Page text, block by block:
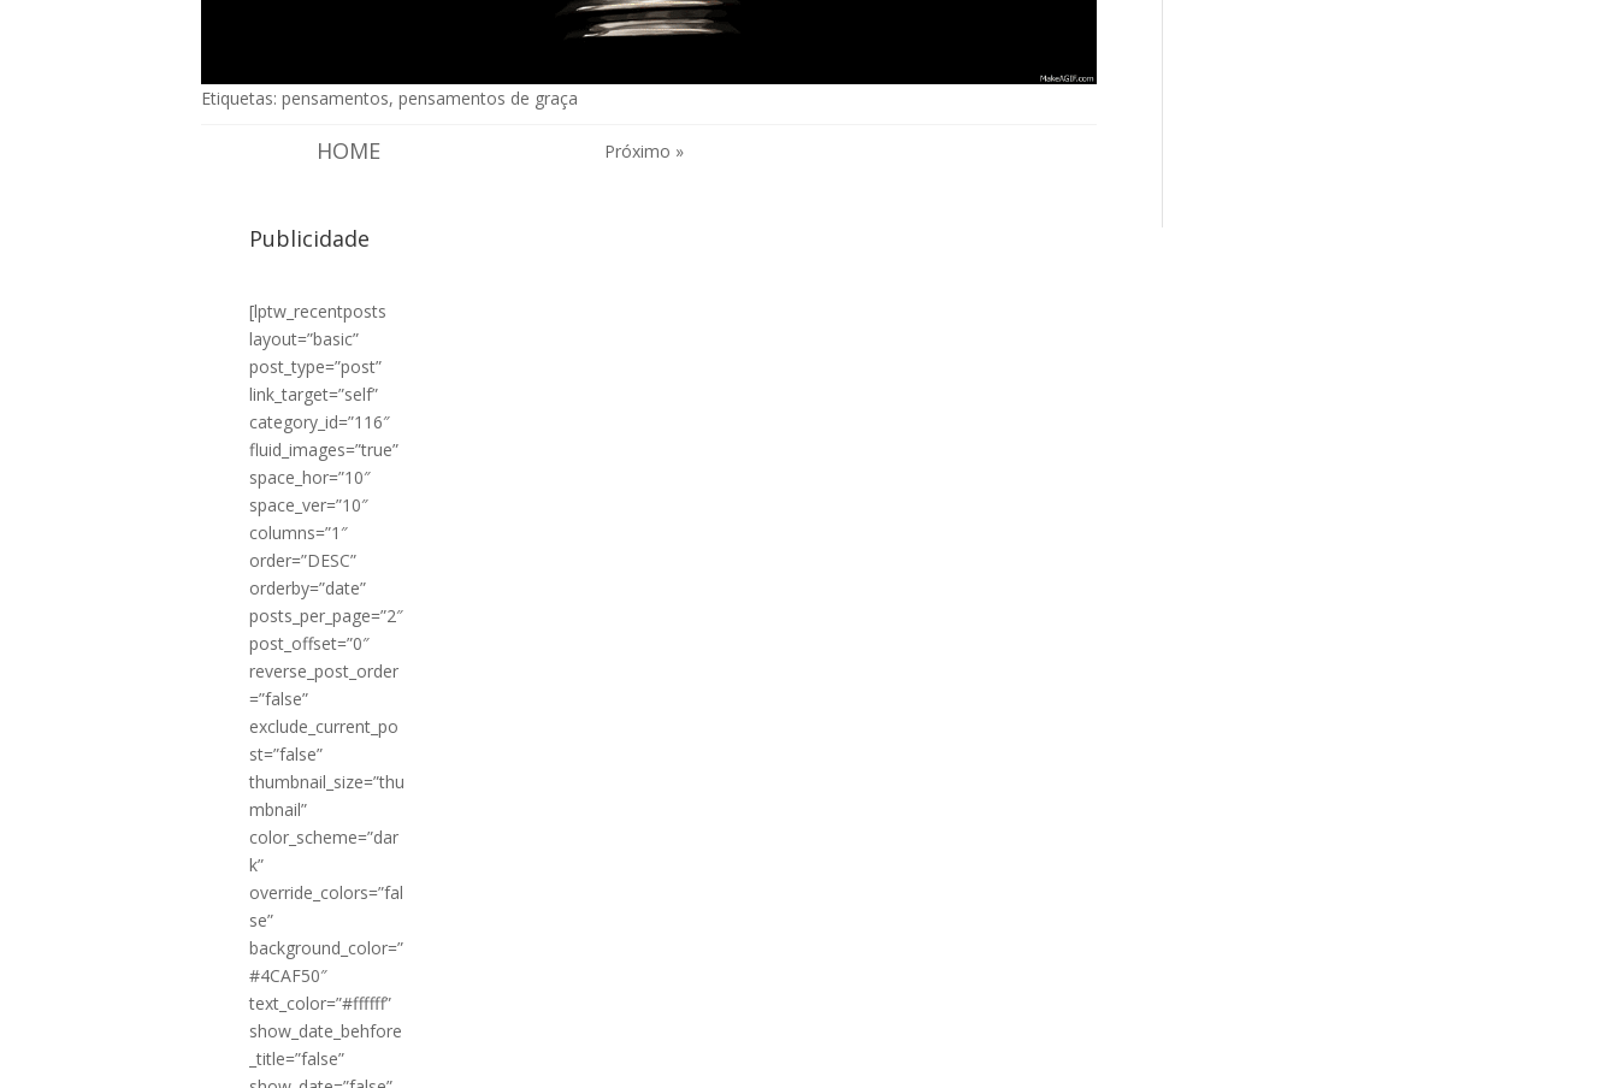
Etiquetas:pensamentos,pensamentos de graça
HOME Próximo »
Publicidade
[lptw_recentposts
layout=”basic”
post_type=”post”
link_target=”self”
category_id=”116″
fluid_images=”true”
space_hor=”10″
space_ver=”10″
columns=”1″
order=”DESC”
orderby=”date”
posts_per_page=”2″
post_offset=”0″
reverse_post_order
=”false”
exclude_current_po
st=”false”
thumbnail_size=”thu
mbnail”
color_scheme=”dar
k”
override_colors=”fal
se”
background_color=”
#4CAF50″
text_color=”#ffffff”
show_date_behfore
_title=”false”